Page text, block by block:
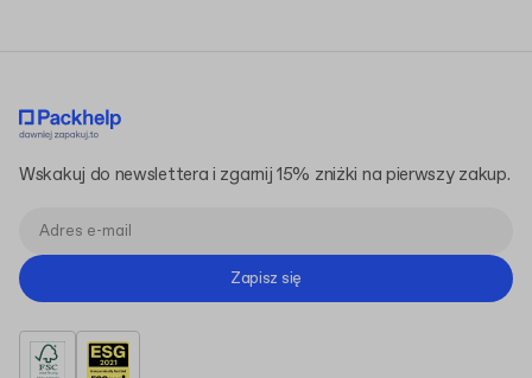
Wskakuj do newslettera i zgarnij 15% zniżki na pierwszy zakup.
Zapisz się